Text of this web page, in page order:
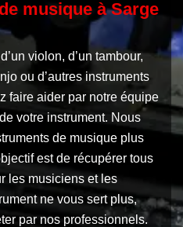
musique à Sarge
violon, d’un tambour,
ou d’autres instruments
faire aider par notre équipe
votre instrument. Nous
de musique plus
est de récupérer tous
les musiciens et les
ne vous sert plus,
par nos professionnels.